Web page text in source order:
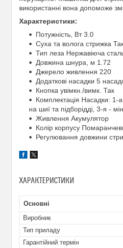
використанні вона допоможе
Характеристики:
Потужність, Вт 3.0
Суха та волога стрижка
Тип леза Нержавіюча
Довжина шнура, м 1.72
Джерело живлення 220
Додаткові насадки 5
Кнопка увімкн./вимк. Так
Комплектація Насадки:
на шиї та підборідді, 3-я -
Живлення Акумулятор
Колір корпусу
Регулювання довжини
ХАРАКТЕРИСТИКИ
Основні
Виробник
Тип приладу
Гарантійний термін